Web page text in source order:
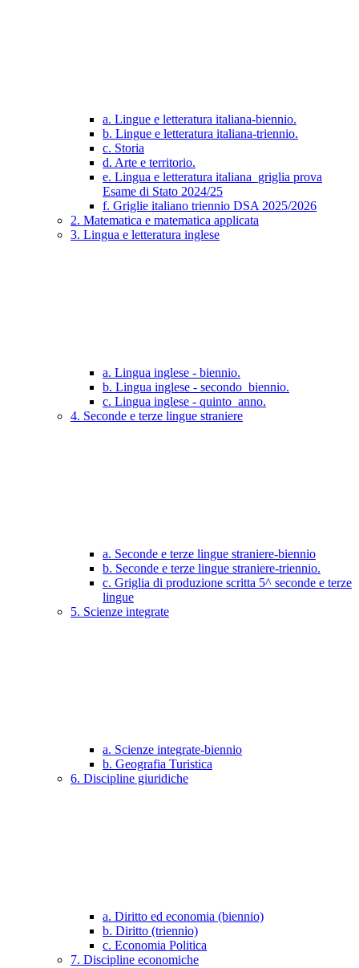
a. Lingue e letteratura italiana-biennio.
b. Lingue e letteratura italiana-triennio.
c. Storia
d. Arte e territorio.
e. Lingua e letteratura italiana_griglia prova
Esame di Stato 2024/25
f. Griglie italiano triennio DSA 2025/2026
2. Matematica e matematica applicata
3. Lingua e letteratura inglese
a. Lingua inglese - biennio.
b. Lingua inglese - secondo_biennio.
c. Lingua inglese - quinto_anno.
4. Seconde e terze lingue straniere
a. Seconde e terze lingue straniere-biennio
b. Seconde e terze lingue straniere-triennio.
c. Griglia di produzione scritta 5^ seconde e terze
lingue
5. Scienze integrate
a. Scienze integrate-biennio
b. Geografia Turistica
6. Discipline giuridiche
a. Diritto ed economia (biennio)
b. Diritto (triennio)
c. Economia Politica
7. Discipline economiche